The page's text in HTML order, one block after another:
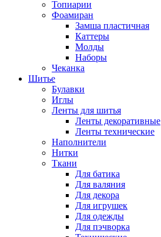
Топиарии
Фоамиран
Замша пластичная
Каттеры
Молды
Наборы
Чеканка
Шитье
Булавки
Иглы
Ленты для шитья
Ленты декоративные
Ленты технические
Наполнители
Нитки
Ткани
Для батика
Для валяния
Для декора
Для игрушек
Для одежды
Для пэчворка